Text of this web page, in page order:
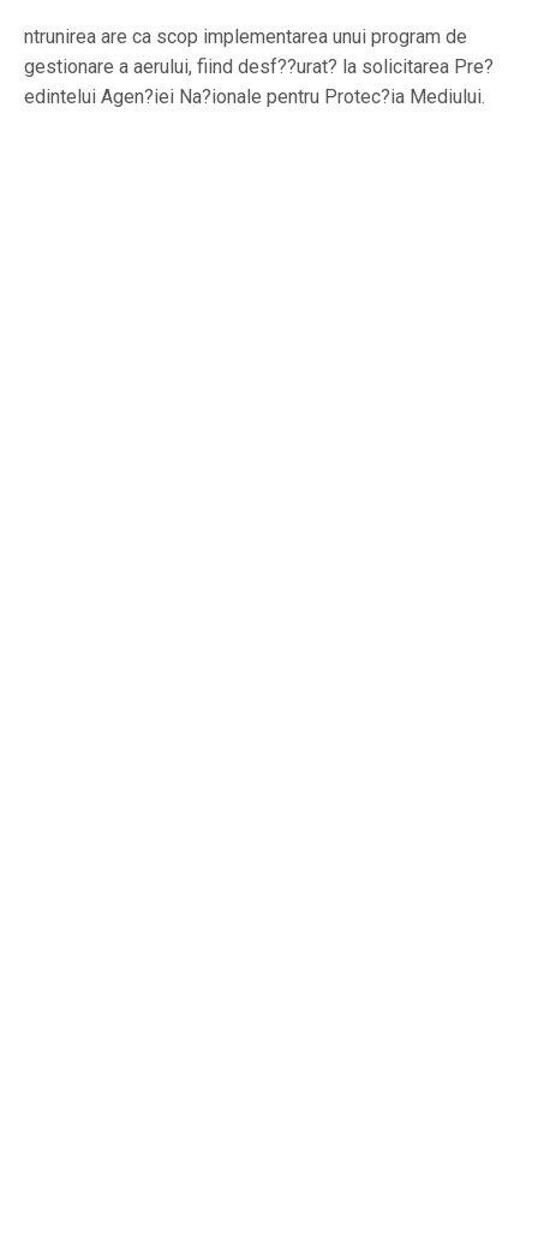
ntrunirea are ca scop implementarea unui program de
gestionare a aerului, fiind desf??urat? la solicitarea Pre?
edintelui Agen?iei Na?ionale pentru Protec?ia Mediului.